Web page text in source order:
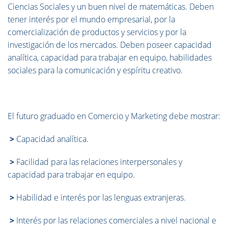
Ciencias Sociales y un buen nivel de matemáticas. Deben
tener interés por el mundo empresarial, por la
comercialización de productos y servicios y por la
investigación de los mercados. Deben poseer capacidad
analítica, capacidad para trabajar en equipo, habilidades
sociales para la comunicación y espíritu creativo.
El futuro graduado en Comercio y Marketing debe mostrar:
> Capacidad analítica.
> Facilidad para las relaciones interpersonales y
capacidad para trabajar en equipo.
> Habilidad e interés por las lenguas extranjeras.
> Interés por las relaciones comerciales a nivel nacional e